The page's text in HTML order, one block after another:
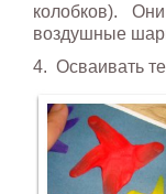
колобков).
воздушные
4. Осваивать